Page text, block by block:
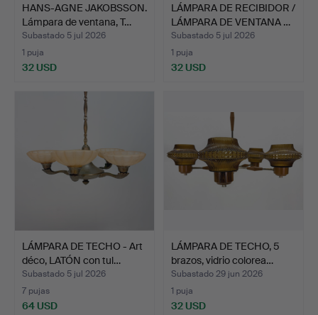
HANS-AGNE JAKOBSSON.
Lámpara de ventana, T…
Subastado 5 jul 2026
1 puja
32 USD
LÁMPARA DE RECIBIDOR /
LÁMPARA DE VENTANA …
Subastado 5 jul 2026
1 puja
32 USD
LÁMPARA DE TECHO - Art
déco, LATÓN con tul…
Subastado 5 jul 2026
7 pujas
64 USD
LÁMPARA DE TECHO, 5
brazos, vidrio colorea…
Subastado 29 jun 2026
1 puja
32 USD